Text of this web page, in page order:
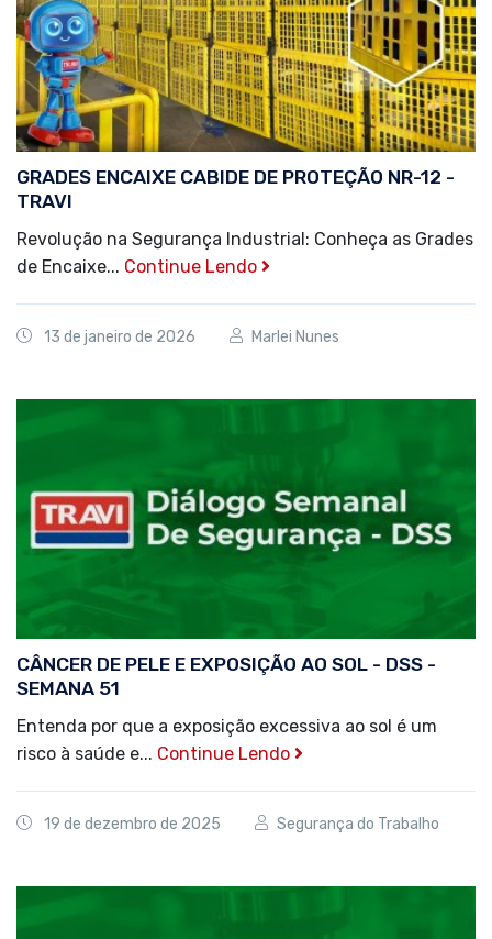
GRADES ENCAIXE CABIDE DE PROTEÇÃO NR-12 -
TRAVI
Revolução na Segurança Industrial: Conheça as Grades
de Encaixe... Continue Lendo
13 de janeiro de 2026 Marlei Nunes
CÂNCER DE PELE E EXPOSIÇÃO AO SOL - DSS -
SEMANA 51
Entenda por que a exposição excessiva ao sol é um
risco à saúde e... Continue Lendo
19 de dezembro de 2025 Segurança do Trabalho